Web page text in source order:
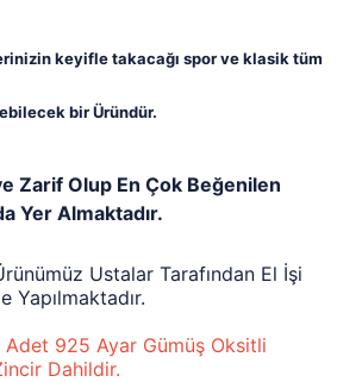
keyifle takacağı spor ve klasik tüm
bir Üründür.
Zarif Olup En Çok Beğenilen
Yer Almaktadır.
Ustalar Tarafından El İşi
Yapılmaktadır.
Adet 925 Ayar Gümüş Oksitli
Dahildir.